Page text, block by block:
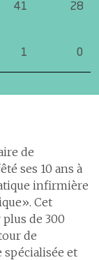
41 28
1 0
de
ses 10 ans à
infirmière
Cet
de 300
de
et